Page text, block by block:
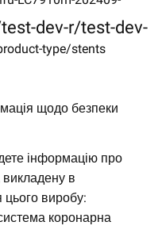
dev-r/test-dev-
type/stents
щодо безпеки
інформацію про
викладену в
цього виробу:
коронарна